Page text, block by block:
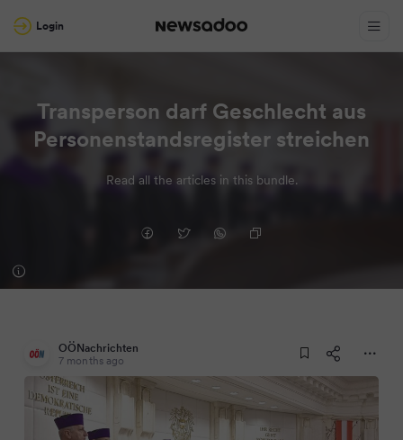
Login
Transperson darf Geschlecht aus
Personenstandsregister streichen
Read all the articles in this bundle.
OÖNachrichten
7 months ago